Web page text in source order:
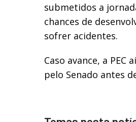
submetidos a
chances de
sofrer acidentes.
Caso avance, a
pelo Senado antes